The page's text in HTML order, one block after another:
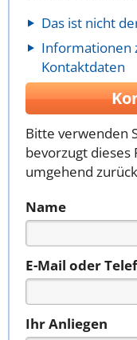
Das ist nicht
Informationen
Kontaktdaten
Bitte verwenden
bevorzugt dieses
umgehend
Name
E-Mail oder
Ihr Anliegen